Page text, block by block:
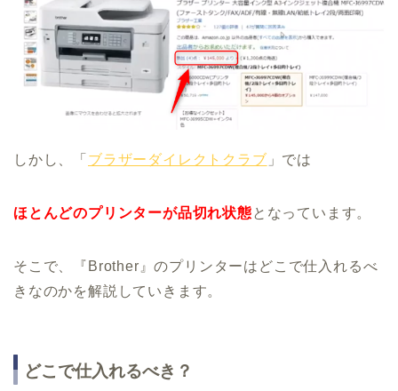
しかし、「 ブラザーダイレクトクラブ 」では
ほとんどのプリンターが品切れ状態となっています。
そこで、『Brother』のプリンターはどこで仕入れるべ
きなのかを解説していきます。
どこで仕入れるべき？